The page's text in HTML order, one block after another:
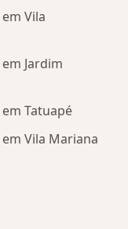
Vila
Jardim
Tatuapé
Vila Mariana